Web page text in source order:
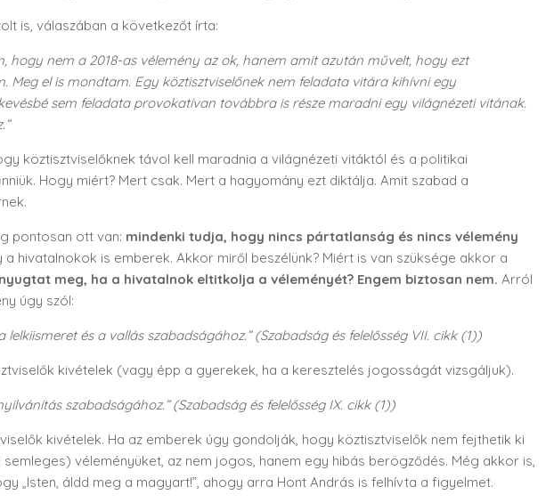
is, válaszában a következőt írta:
hogy nem a 2018-as vélemény az ok, hanem amit azután művelt, hogy ezt
Meg el is mondtam. Egy köztisztviselőnek nem feladata vitára kihívni egy
sem feladata provokatívan továbbra is része maradni egy világnézeti vitának.
köztisztviselőknek távol kell maradnia a világnézeti vitáktól és a politikai
Hogy miért? Mert csak. Mert a hagyomány ezt diktálja. Amit szabad a
pontosan ott van: mindenki tudja, hogy nincs pártatlanság és nincs vélemény
a hivatalnokok is emberek. Akkor miről beszélünk? Miért is van szüksége akkor a
meg, ha a hivatalnok eltitkolja a véleményét? Engem biztosan nem. Arról
úgy szól:
és a vallás szabadságához.” (Szabadság és felelősség VII. cikk (1))
kivételek (vagy épp a gyerekek, ha a keresztelés jogosságát vizsgáljuk).
szabadságához.” (Szabadság és felelősség IX. cikk (1))
kivételek. Ha az emberek úgy gondolják, hogy köztisztviselők nem fejthetik ki
véleményüket, az nem jogos, hanem egy hibás berögződés. Még akkor is,
„Isten, áldd meg a magyart!”, ahogy arra Hont András is felhívta a figyelmet.